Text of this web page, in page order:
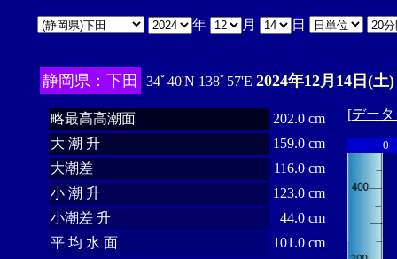
年 月 日
静岡県：下田 34ﾟ40'N 138ﾟ57'E 2024年12月14日(土)
略最高高潮面
202.0 cm
大 潮 升
159.0 cm
大潮差
116.0 cm
小 潮 升
123.0 cm
小潮差 升
44.0 cm
平 均 水 面
101.0 cm
[デー
0